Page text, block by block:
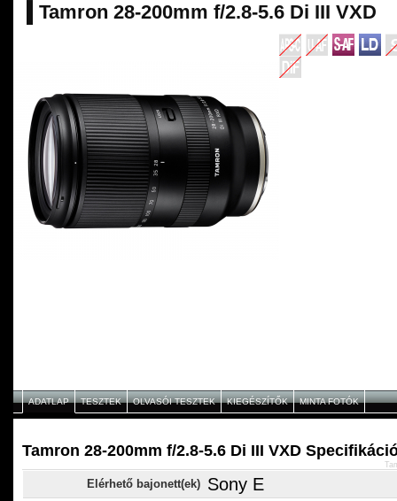
Tamron 28-200mm f/2.8-5.6 Di III VXD
ADATLAP TESZTEK OLVASÓI TESZTEK KIEGÉSZÍTŐK MINTA FOTÓK
Tamron 28-200mm f/2.8-5.6 Di III VXD
Elérhető bajonett(ek) Sony E